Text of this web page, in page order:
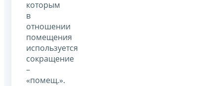
которым
в
отношении
помещения
используется
сокращение
–
«помещ.».